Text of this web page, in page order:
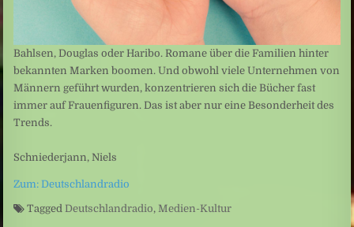
Bahlsen, Douglas oder Haribo. Romane über die Familien hinter
bekannten Marken boomen. Und obwohl viele Unternehmen von
Männern geführt wurden, konzentrieren sich die Bücher fast
immer auf Frauenfiguren. Das ist aber nur eine Besonderheit des
Trends.
Schniederjann, Niels
Zum: Deutschlandradio
Tagged Deutschlandradio, Medien-Kultur